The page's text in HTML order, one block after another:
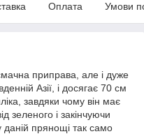
Оплата Умови
приправа, але і дуже
Азії, і досягає 70 см
завдяки чому він має
зеленого і закінчуючи
прянощі так само